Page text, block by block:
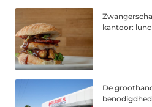
kantoor:
De